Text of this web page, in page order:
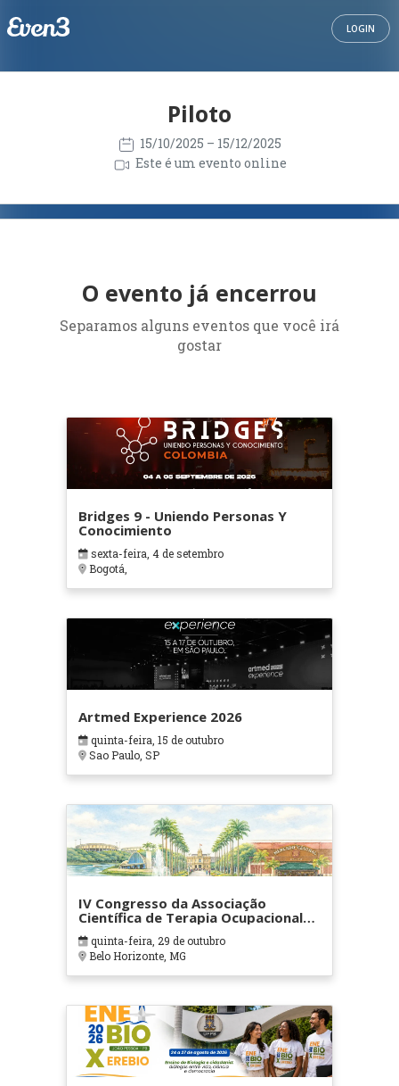
LOGIN
Piloto
15/10/2025 – 15/12/2025
Este é um evento online
O evento já encerrou
Separamos alguns eventos que você irá
gostar
Bridges 9 - Uniendo Personas Y
Conocimiento
sexta-feira, 4 de setembro
Bogotá,
Artmed Experience 2026
quinta-feira, 15 de outubro
Sao Paulo, SP
IV Congresso da Associação
Científica de Terapia Ocupacional
em Contextos Hospitalares e
Cuidados Paliativos - ATOHOSP
quinta-feira, 29 de outubro
Belo Horizonte, MG